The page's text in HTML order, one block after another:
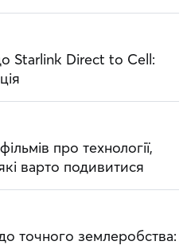
Starlink Direct to Cell:
про технології,
варто подивитися
до точного землеробства: